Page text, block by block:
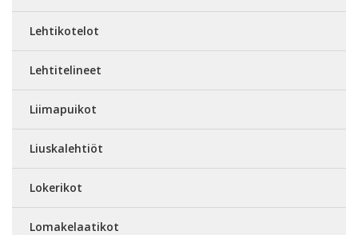
Lehtikotelot
Lehtitelineet
Liimapuikot
Liuskalehtiöt
Lokerikot
Lomakelaatikot